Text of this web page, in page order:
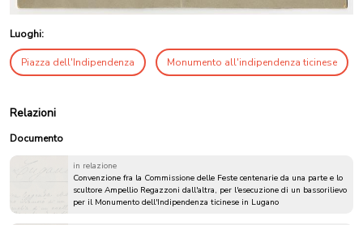
Luoghi:
Piazza dell'Indipendenza Monumento all'indipendenza ticinese
Relazioni
Documento
in relazione
Convenzione fra la Commissione delle Feste centenarie da una parte e lo
scultore Ampellio Regazzoni dall'altra, per l'esecuzione di un bassorilievo
per il Monumento dell'Indipendenza ticinese in Lugano